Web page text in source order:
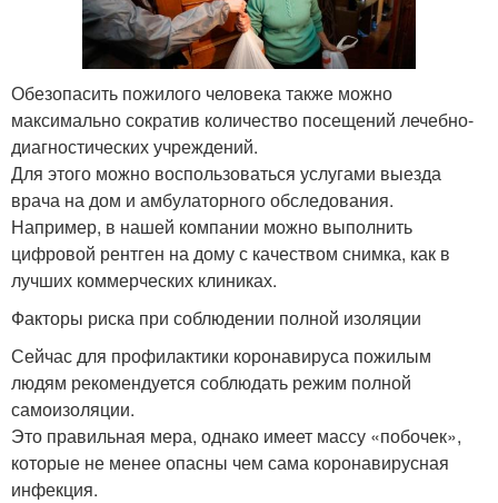
Обезопасить пожилого человека также можно
максимально сократив количество посещений лечебно-
диагностических учреждений.
Для этого можно воспользоваться услугами выезда
врача на дом и амбулаторного обследования.
Например, в нашей компании можно выполнить
цифровой рентген на дому с качеством снимка, как в
лучших коммерческих клиниках.
Факторы риска при соблюдении полной изоляции
Сейчас для профилактики коронавируса пожилым
людям рекомендуется соблюдать режим полной
самоизоляции.
Это правильная мера, однако имеет массу «побочек»,
которые не менее опасны чем сама коронавирусная
инфекция.